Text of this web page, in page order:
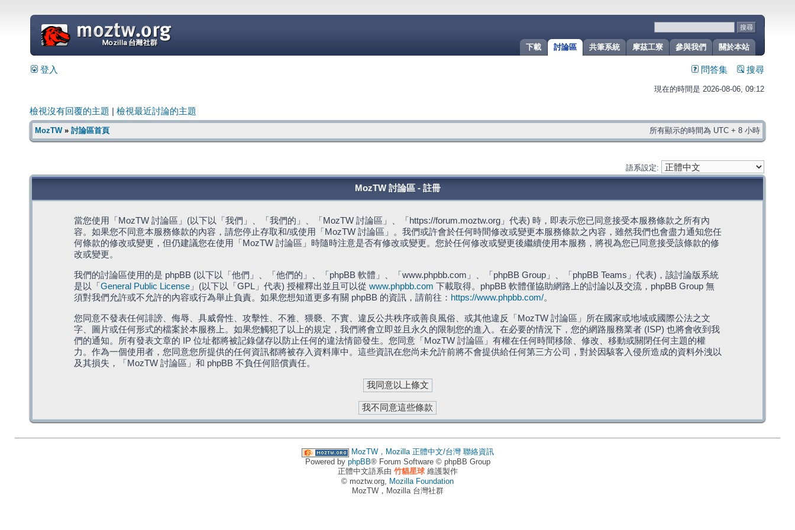
關於本站
參與我們
摩茲工寮
共筆系統
討論區
下載
=
登入 問答集 搜尋
現在的時間是 2026-08-06, 09:12
檢視沒有回覆的主題 檢視最近討論的主題
MozTW» 討論區首頁 所有顯示的時間為 UTC + 8 小時
語系設定:
MozTW 討論區 - 註冊
當您使用「MozTW 討論區」(以下以「我們」、「我們的」、「MozTW 討論區」、「https://forum.moztw.org」代表) 時，即表示您已同意接受本服務條款之所有內
容。如果您不同意本服務條款的內容，請您停止存取和/或使用「MozTW 討論區」。我們或許會於任何時間修改或變更本服務條款之內容，雖然我們也會盡力通知您任
何條款的修改或變更，但仍建議您在使用「MozTW 討論區」時隨時注意是否有修改或變更。您於任何修改或變更後繼續使用本服務，將視為您已同意接受該條款的修
改或變更。
我們的討論區使用的是 phpBB (以下以「他們」、「他們的」、「phpBB 軟體」、「www.phpbb.com」、「phpBB Group」、「phpBB Teams」代表)，該討論版系統
是以「 General Public License」(以下以「GPL」代表) 授權釋出並且可以從 www.phpbb.com 下載取得。phpBB 軟體僅協助網路上的討論以及交流，phpBB Group 無
須對我們允許或不允許的內容或行為舉止負責。如果您想知道更多有關 phpBB 的資訊，請前往： https://www.phpbb.com/。
您同意不發表任何誹謗、侮辱、具威脅性、攻擊性、不雅、猥褻、不實、違反公共秩序或善良風俗、或其他違反「MozTW 討論區」所在國家或地域或國際公法之文
字、圖片或任何形式的檔案於本服務上。如果您觸犯了以上的規定，我們將會立即並且永久的限制您的進入。在必要的情況下，您的網路服務業者 (ISP) 也將會收到我
們的通知。所有發表文章的 IP 位址都將被記錄儲存以防止任何的違法情節發生。您同意「MozTW 討論區」有權在任何時間移除、修改、移動或關閉任何主題的權
力。作為一個使用者，您同意您所提供的任何資訊都將被存入資料庫中。這些資訊在您尚未允許前將不會提供給任何第三方公司，對於因駭客入侵所造成的資料外洩以
及其損失，「MozTW 討論區」和 phpBB 不負任何賠償責任。
MozTW，Mozilla 正體中文/台灣 聯絡資訊
Powered by phpBB® Forum Software © phpBB Group
正體中文語系由 竹貓星球維護製作
© moztw.org, Mozilla Foundation
MozTW，Mozilla 台灣社群